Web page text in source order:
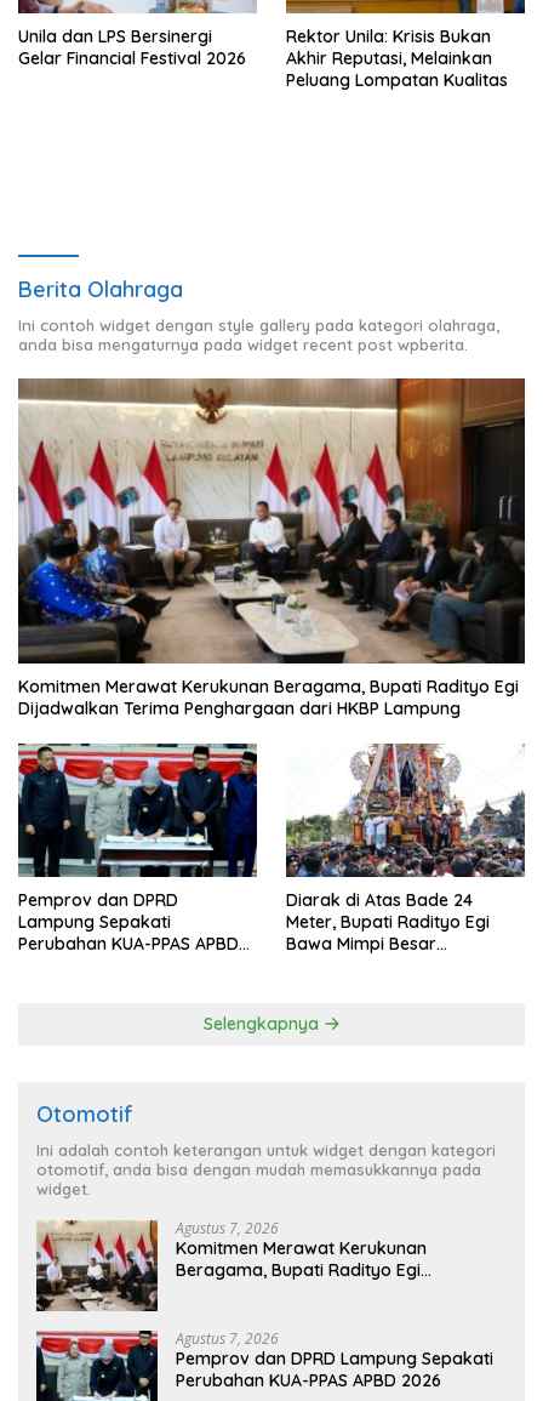
Unila dan LPS Bersinergi
Gelar Financial Festival 2026
Rektor Unila: Krisis Bukan
Akhir Reputasi, Melainkan
Peluang Lompatan Kualitas
Berita Olahraga
Ini contoh widget dengan style gallery pada kategori olahraga,
anda bisa mengaturnya pada widget recent post wpberita.
Komitmen Merawat Kerukunan Beragama, Bupati Radityo Egi
Dijadwalkan Terima Penghargaan dari HKBP Lampung
Pemprov dan DPRD
Lampung Sepakati
Perubahan KUA-PPAS APBD
Diarak di Atas Bade 24
Meter, Bupati Radityo Egi
Bawa Mimpi Besar
Selengkapnya
Otomotif
Ini adalah contoh keterangan untuk widget dengan kategori
otomotif, anda bisa dengan mudah memasukkannya pada
widget.
Agustus 7, 2026
Komitmen Merawat Kerukunan
Beragama, Bupati Radityo Egi
Agustus 7, 2026
Pemprov dan DPRD Lampung Sepakati
Perubahan KUA-PPAS APBD 2026